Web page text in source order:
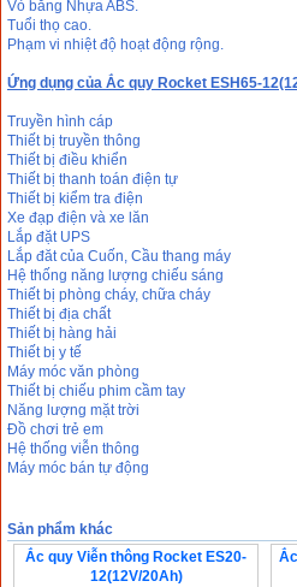
Vỏ bằng Nhựa ABS.
Tuổi thọ cao.
Phạm vi nhiệt độ hoạt động rộng.
Ứng dụng của Ắc quy Rocket ESH65-
Truyền hình cáp
Thiết bị truyền thông
Thiết bị điều khiển
Thiết bị thanh toán điện tự
Thiết bị kiểm tra điện
Xe đạp điện và xe lăn
Lắp đặt UPS
Lắp đăt của Cuốn, Cầu thang máy
Hệ thống năng lượng chiếu sáng
Thiết bị phòng cháy, chữa cháy
Thiết bị địa chất
Thiết bị hàng hải
Thiết bị y tế
Máy móc văn phòng
Thiết bị chiếu phim cầm tay
Năng lượng mặt trời
Đồ chơi trẻ em
Hệ thống viễn thông
Máy móc bán tự động
Sản phẩm khác
Ắc quy Viễn thông Rocket ES20-
12(12V/20Ah)